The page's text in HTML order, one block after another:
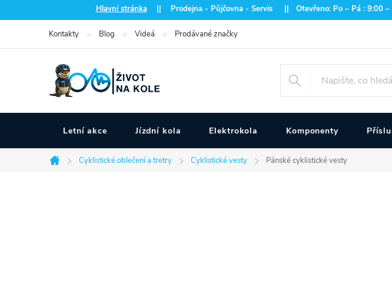
na
Hlavní stránka|| Prodejna - Půjčovna - Servis || Otevřeno: Po – Pá : 9:00
Kontakty Blog Videá Prodávané značky
Letní akce Jízdní kola Elektrokola Komponenty
Domů
Cyklistické oblečení a tretry Cyklistické vesty Pánské cyklistické vesty